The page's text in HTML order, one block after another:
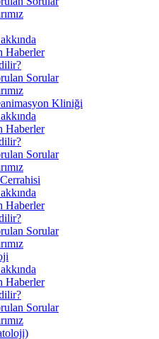
Haberler
Sorular
Kliniği
Haberler
Sorular
Haberler
Sorular
Haberler
Sorular